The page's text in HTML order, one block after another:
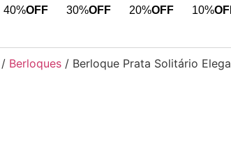
40%OFF 30%OFF 20%OFF 10%
/ Berloques / Berloque Prata Solitário